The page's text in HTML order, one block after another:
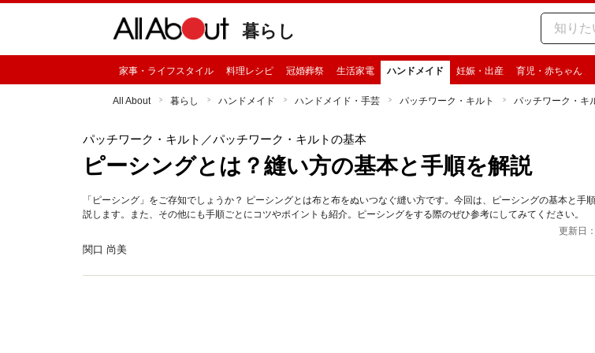
暮らし
家事・ライフスタイル 料理レシピ 冠婚葬祭 生活家電 ハンドメイド 妊娠・出産 育児・赤ちゃん
All About 暮らし ハンドメイド ハンドメイド・手芸 パッチワーク・キルト パッチワーク・キ
パッチワーク・キルト ／パッチワーク・キルトの基本
ピーシングとは？縫い方の基本と手順を解説
「ピーシング」をご存知でしょうか？ ピーシングとは布と布をぬいつなぐ縫い方です。今回は、ピーシングの基本と手
説します。また、その他にも手順ごとにコツやポイントも紹介。ピーシングをする際のぜひ参考にしてみてください。
更新日
関口 尚美